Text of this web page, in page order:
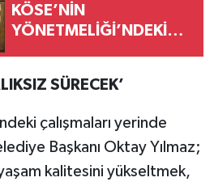
KÖSE’NİN
YÖNETMELİĞİ’NDEKİ
OYUNU İLE
SÜRECEK’
çalışmaları yerinde
Başkanı Oktay Yılmaz;
kalitesini yükseltmek,